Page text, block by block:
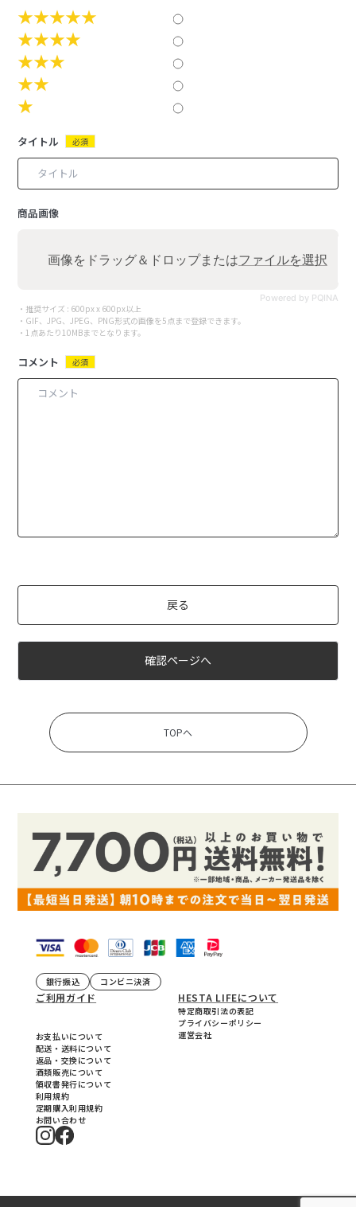
★★★★★
★★★★
★★★
★★
★
タイトル 必須
商品画像
Powered by PQINA
画像をドラッグ＆ドロップまたはファイルを選択
・推奨サイズ : 600px x 600px以上
・GIF、JPG、JPEG、PNG形式の画像を5点まで登録できます。
・1点あたり10MBまでとなります。
コメント 必須
戻る
確認ページへ
TOPへ
銀行振込 コンビニ決済
ご利用ガイド
お支払いについて
配送・送料について
返品・交換について
酒類販売について
領収書発行について
利用規約
定期購入利用規約
お問い合わせ
HESTA LIFEについて
特定商取引法の表記
プライバシーポリシー
運営会社